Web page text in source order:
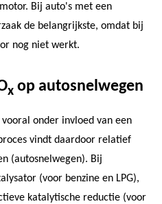
Bij auto's met een
de belangrijkste, omdat bij
nog niet werkt.
x op autosnelwegen
vooral onder invloed van een
vindt daardoor relatief
(autosnelwegen). Bij
(voor benzine en LPG),
katalytische reductie (voor